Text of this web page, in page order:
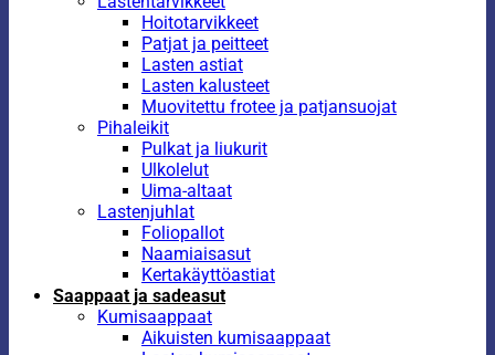
Hoitotarvikkeet
Patjat ja peitteet
Lasten astiat
Lasten kalusteet
Muovitettu frotee ja patjansuojat
Pihaleikit
Pulkat ja liukurit
Ulkolelut
Uima-altaat
Lastenjuhlat
Foliopallot
Naamiaisasut
Kertakäyttöastiat
Saappaat ja sadeasut
Kumisaappaat
Aikuisten kumisaappaat